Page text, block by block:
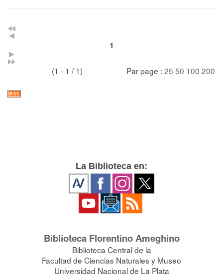
1
(1 - 1 / 1) Par page : 25 50 100 200
La Biblioteca en:
Biblioteca Florentino Ameghino
Biblioteca Central de la
Facultad de Ciencias Naturales y Museo
Universidad Nacional de La Plata